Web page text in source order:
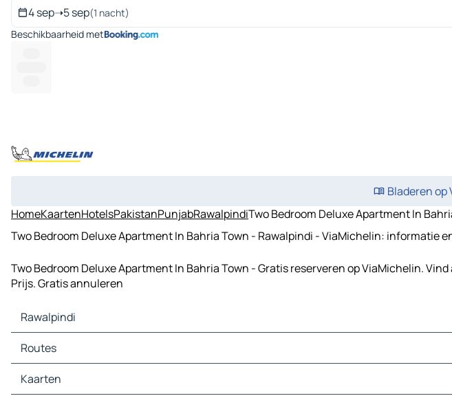
4 sep➝5 sep(1 nacht)
Beschikbaarheid met
Bladeren op
HomeKaartenHotelsPakistanPunjabRawalpindiTwo Bedroom Deluxe Apartment In
Two Bedroom Deluxe Apartment In Bahria Town - Rawalpindi - ViaMichelin: informatie
Two Bedroom Deluxe Apartment In Bahria Town - Gratis reserveren op ViaMichelin.
Prijs. Gratis annuleren
Rawalpindi
Rawalpindi Kaarten
Rawalpindi Verkeer
Rawalpindi Hotels
Rawalpindi Restaurants
Routes
Routes Rawalpindi - Islamabad
Routes Rawalpindi - Wah
Kaarten